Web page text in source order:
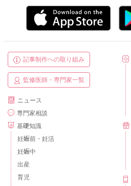
記事制作への取り組み
監修医師・専門家一覧
ニュース
専門家相談
基礎知識
妊娠前・妊活
妊娠中
出産
育児